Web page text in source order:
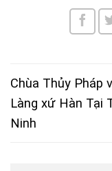
Chùa Thủy Pháp
Làng xứ Hàn Tại
Ninh